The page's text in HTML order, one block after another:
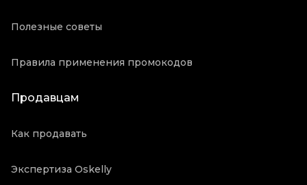
Полезные советы
Правила применения промокодов
Продавцам
Как продавать
Экспертиза Oskelly